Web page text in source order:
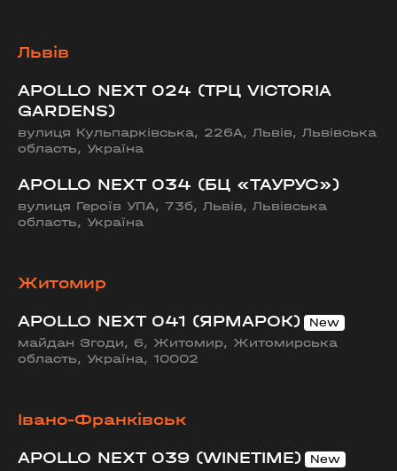
Львів
APOLLO NEXT 024 (ТРЦ VICTORIA
GARDENS)
вулиця Кульпарківська, 226А, Львів, Львівська
область, Україна
APOLLO NEXT 034 (БЦ «ТАУРУС»)
вулиця Героїв УПА, 73б, Львів, Львівська
область, Україна
Житомир
APOLLO NEXT 041 (ЯРМАРОК)
майдан Згоди, 6, Житомир, Житомирська
область, Україна, 10002
Івано-Франківськ
APOLLO NEXT 039 (WINETIME)